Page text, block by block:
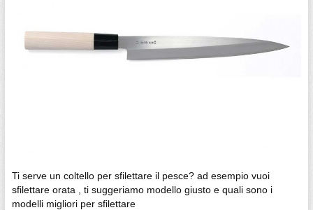
Ti serve un coltello per sfilettare il pesce? ad esempio vuoi
sfilettare orata , ti suggeriamo modello giusto e quali sono i
modelli migliori per sfilettare